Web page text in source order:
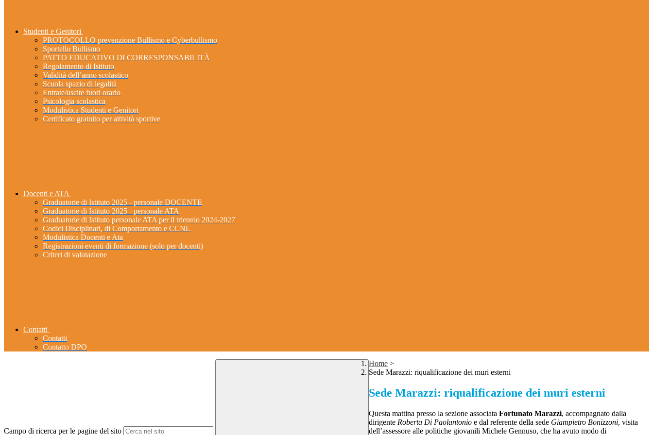
Studenti e Genitori
PROTOCOLLO prevenzione Bullismo e Cyberbullismo
Sportello Bullismo
PATTO EDUCATIVO DI CORRESPONSABILITÀ
Regolamento di Istituto
Validità dell’anno scolastico
Scuola spazio di legalità
Entrate/uscite fuori orario
Psicologia scolastica
Modulistica Studenti e Genitori
Certificato gratuito per attività sportive
Docenti e ATA
Graduatorie di Istituto 2025 - personale DOCENTE
Graduatorie di Istituto 2025 - personale ATA
Graduatorie di Istituto personale ATA per il triennio 2024-2027
Codici Disciplinari, di Comportamento e CCNL
Modulistica Docenti e Ata
Registrazioni eventi di formazione (solo per docenti)
Criteri di valutazione
Contatti
Contatti
Contatto DPO
Campo di ricerca per le pagine del sito
Home >
Sede Marazzi: riqualificazione dei muri esterni
Sede Marazzi: riqualificazione dei muri esterni
Questa mattina presso la sezione associata Fortunato Marazzi, accompagnato dalla
dirigente Roberta Di Paolantonio e dal referente della sede Giampietro Bonizzoni, visita
dell’assessore alle politiche giovanili Michele Gennuso, che ha avuto modo di